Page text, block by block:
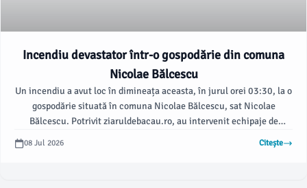
Incendiu devastator într-o gospodărie din comuna
Nicolae Bălcescu
Un incendiu a avut loc în dimineața aceasta, în jurul orei 03:30, la o
gospodărie situată în comuna Nicolae Bălcescu, sat Nicolae
Bălcescu. Potrivit ziaruldebacau.ro, au intervenit echipaje de
08 Jul 2026 Citește